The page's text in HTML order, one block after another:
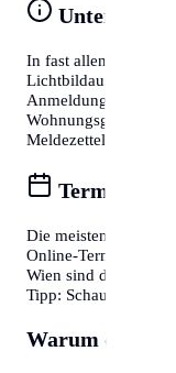
Unterlagen
In fast allen Fällen
Lichtbildausweis
Anmeldung eines
Meldezettel (in AT)
Termine
Die meisten
Online-
Wien sind diese oft
Tipp: Schauen Sie
Warum diese